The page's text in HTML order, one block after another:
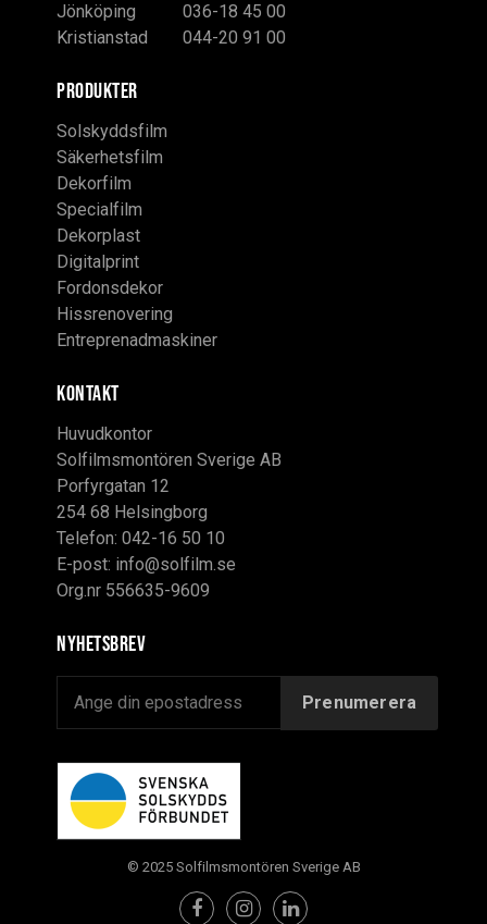
Jönköping
036-18 45 00
Kristianstad
044-20 91 00
PRODUKTER
Solskyddsfilm
Säkerhetsfilm
Dekorfilm
Specialfilm
Dekorplast
Digitalprint
Fordonsdekor
Hissrenovering
Entreprenadmaskiner
KONTAKT
Huvudkontor
Solfilmsmontören Sverige AB
Porfyrgatan 12
254 68 Helsingborg
Telefon: 042-16 50 10
E-post: info@solfilm.se
Org.nr 556635-9609
Nyhetsbrev
© 2025 Solfilmsmontören Sverige AB